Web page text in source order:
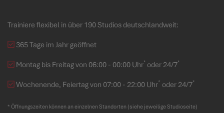
Trainiere flexibel in über 190 Studios deutschlandweit:
365 Tage im Jahr geöffnet
Montag bis Freitag von 06:00 - 00:00 Uhr* oder 24/7*
Wochenende, Feiertag von 07:00 - 22:00 Uhr* oder 24/7*
* Öffnungszeiten können an einzelnen Standorten (siehe jeweilige Studioseite)